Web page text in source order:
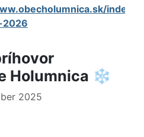
2026
Holumnica ❄️
2025